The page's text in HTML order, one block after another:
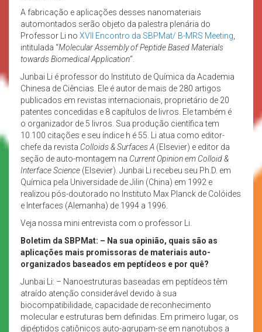
A fabricação e aplicações desses nanomateriais
automontados serão objeto da palestra plenária do
Professor Li no XVII Encontro da SBPMat/ B-MRS Meeting
intitulada “Molecular Assembly of Peptide Based Materials
towards Biomedical Application“.
Junbai Li é professor do Instituto de Química da Academia
Chinesa de Ciências. Ele é autor de mais de 280 artigos
publicados em revistas internacionais, proprietário de 20
patentes concedidas e 8 capítulos de livros. Ele também é
o organizador de 5 livros. Sua produção científica tem
10.100 citações e seu índice h é 55. Li atua como editor-
chefe da revista Colloids & Surfaces A (Elsevier) e editor da
seção de auto-montagem na Current Opinion em Colloid &
Interface Science (Elsevier). Junbai Li recebeu seu Ph.D. em
Química pela Universidade de Jilin (China) em 1992 e
realizou pós-doutorado no Instituto Max Planck de Colóides
e Interfaces (Alemanha) de 1994 a 1996.
Veja nossa mini entrevista com o professor Li.
Boletim da SBPMat: – Na sua opinião, quais são as
aplicações mais promissoras de materiais auto-
organizados baseados em peptídeos e por quê?
Junbai Li: – Nanoestruturas baseadas em peptídeos têm
atraído atenção considerável devido à sua
biocompatibilidade, capacidade de reconhecimento
molecular e estruturas bem definidas. Em primeiro lugar, os
dipéptidos catiônicos auto-agrupam-se em nanotubos a